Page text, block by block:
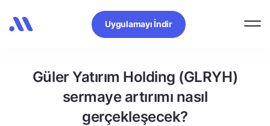
Uygulamayı İndir
Güler Yatırım Holding (GLRYH)
sermaye artırımı nasıl
gerçekleşecek?